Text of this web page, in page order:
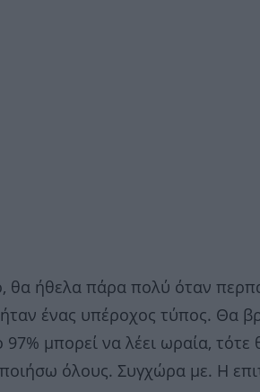
θα ήθελα πάρα πολύ όταν
ένας υπέροχος τύπος. Θα
μπορεί να λέει ωραία, τότε
όλους. Συγχώρα με. Η